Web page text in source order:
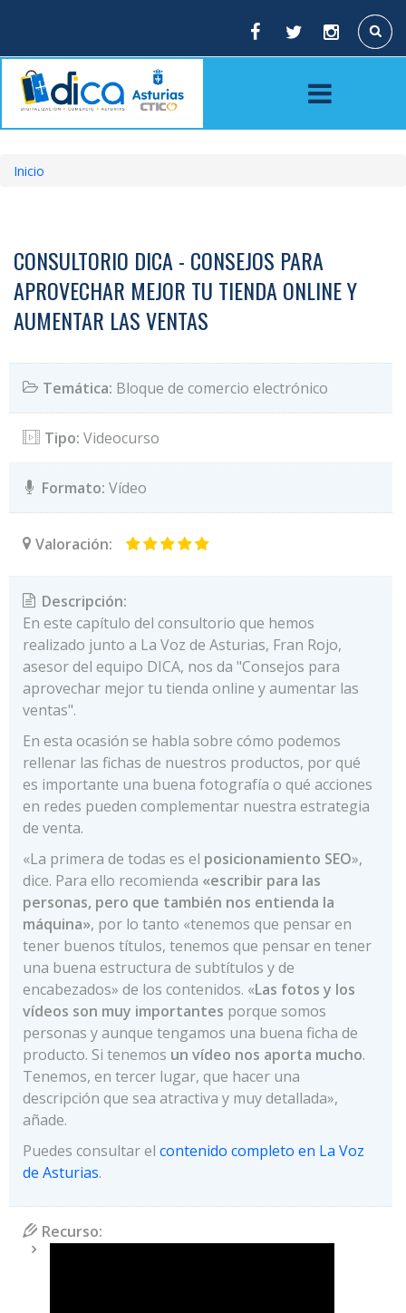
principal
Buscar
de
ayuda
a
la
navegación
Inicio
CONSULTORIO DICA - CONSEJOS PARA
APROVECHAR MEJOR TU TIENDA ONLINE Y
AUMENTAR LAS VENTAS
Temática: Bloque de comercio electrónico
Tipo: Videocurso
Formato: Vídeo
Valoración:
Descripción:
En este capítulo del consultorio que hemos
realizado junto a La Voz de Asturias, Fran Rojo,
asesor del equipo DICA, nos da "Consejos para
aprovechar mejor tu tienda online y aumentar las
ventas".
En esta ocasión se habla sobre cómo podemos
rellenar las fichas de nuestros productos, por qué
es importante una buena fotografía o qué acciones
en redes pueden complementar nuestra estrategia
de venta.
«La primera de todas es el posicionamiento SEO»,
dice. Para ello recomienda «escribir para las
personas, pero que también nos entienda la
máquina», por lo tanto «tenemos que pensar en
tener buenos títulos, tenemos que pensar en tener
una buena estructura de subtítulos y de
encabezados» de los contenidos. «Las fotos y los
vídeos son muy importantes porque somos
personas y aunque tengamos una buena ficha de
producto. Si tenemos un vídeo nos aporta mucho.
Tenemos, en tercer lugar, que hacer una
descripción que sea atractiva y muy detallada»,
añade.
Puedes consultar el contenido completo en La Voz
de Asturias.
Recurso: